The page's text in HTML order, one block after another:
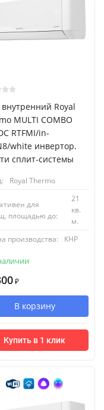
внутренний Royal
MULTI COMBO
RTFMI/in-
white инвертор.
сплит-системы
Royal Thermo
для
площадью до:
21
кв.
м.
производства:
КНР
₽
В корзину
Купить в 1 клик